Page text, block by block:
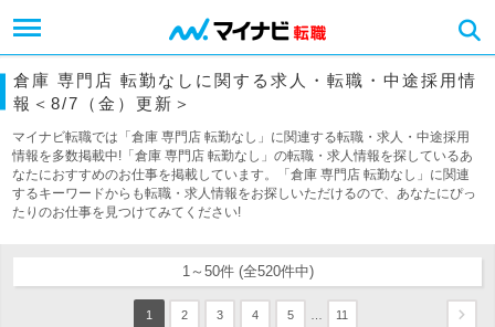
倉庫 専門店 転勤なしに関する求人・転職・中途採用情
報＜8/7（金）更新＞
マイナビ転職では「倉庫 専門店 転勤なし」に関連する転職・求人・中途採用
情報を多数掲載中!「倉庫 専門店 転勤なし」の転職・求人情報を探しているあ
なたにおすすめのお仕事を掲載しています。「倉庫 専門店 転勤なし」に関連
するキーワードからも転職・求人情報をお探しいただけるので、あなたにぴっ
たりのお仕事を見つけてみてください!
1～50件 (全520件中)
1 2 3 4 5 11